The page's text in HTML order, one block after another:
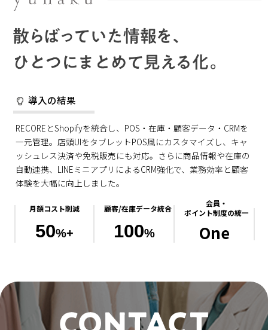
導入の結果
RECOREとShopifyを統合し、POS・在庫・顧客データ・CRMを
一元管理。店頭UIをタブレットPOS風にカスタマイズし、キャ
ッシュレス決済や免税販売にも対応。さらに商品情報や在庫の
自動連携、LINEミニアプリによるCRM強化で、業務効率と顧客
体験を大幅に向上しました。
月額コスト削減
50%+
顧客/在庫データ統合
100%
会員・
ポイント制度の統一
One